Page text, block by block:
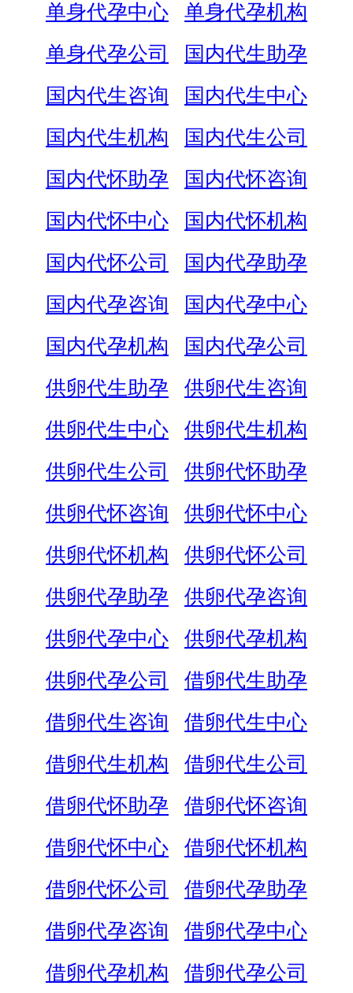
单身代孕中心
单身代孕机构
单身代孕公司
国内代生助孕
国内代生咨询
国内代生中心
国内代生机构
国内代生公司
国内代怀助孕
国内代怀咨询
国内代怀中心
国内代怀机构
国内代怀公司
国内代孕助孕
国内代孕咨询
国内代孕中心
国内代孕机构
国内代孕公司
供卵代生助孕
供卵代生咨询
供卵代生中心
供卵代生机构
供卵代生公司
供卵代怀助孕
供卵代怀咨询
供卵代怀中心
供卵代怀机构
供卵代怀公司
供卵代孕助孕
供卵代孕咨询
供卵代孕中心
供卵代孕机构
供卵代孕公司
借卵代生助孕
借卵代生咨询
借卵代生中心
借卵代生机构
借卵代生公司
借卵代怀助孕
借卵代怀咨询
借卵代怀中心
借卵代怀机构
借卵代怀公司
借卵代孕助孕
借卵代孕咨询
借卵代孕中心
借卵代孕机构
借卵代孕公司